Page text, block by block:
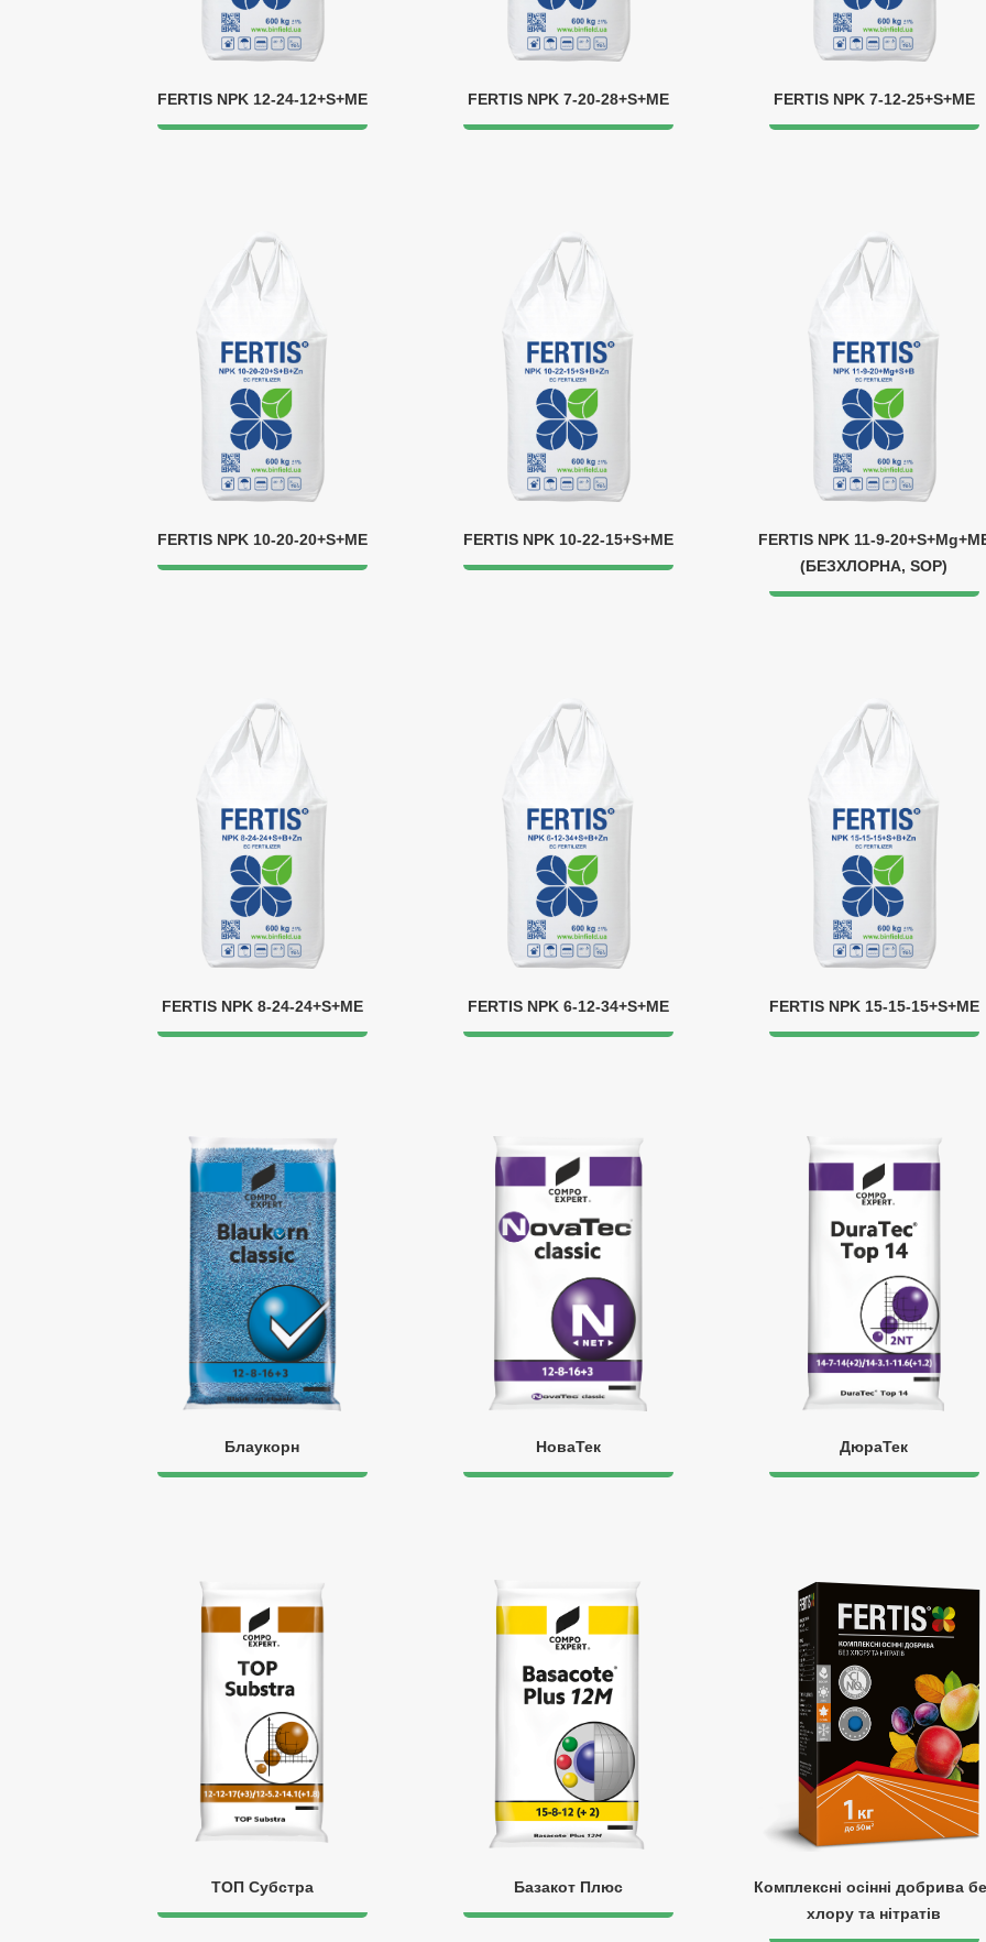
FERTIS NPK 12-24-12+S+ME FERTIS NPK 7-20-28+S+ME FERTIS NPK 7-12-25+S+ME
FERTIS NPK 10-20-20+S+ME FERTIS NPK 10-22-15+S+ME
FERTIS NPK 11-9-
(БЕЗХЛОРНА, SOP)
FERTIS NPK 8-24-24+S+МЕ FERTIS NPK 6-12-34+S+ME FERTIS NPK 15-15-15+S+ME
Блаукорн НоваТек ДюраТек
ТОП Субстра Базакот Плюс
Комплексні осінні добрива
хлору та нітратів